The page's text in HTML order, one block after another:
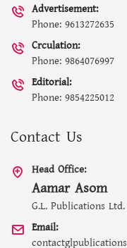
Advertisement:
Phone: 9613272635
Crculation:
Phone: 9864076997
Editorial:
Phone: 9854225012
Contact Us
Head Office:
Aamar Asom
G.L. Publications
Email: